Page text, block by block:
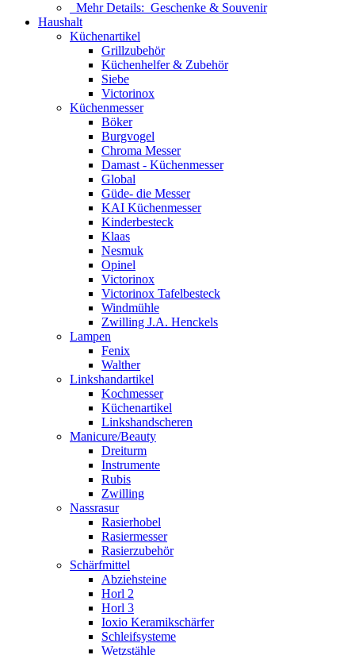
Mehr Details: Geschenke & Souvenir
Haushalt
Küchenartikel
Grillzubehör
Küchenhelfer & Zubehör
Siebe
Victorinox
Küchenmesser
Böker
Burgvogel
Chroma Messer
Damast - Küchenmesser
Global
Güde- die Messer
KAI Küchenmesser
Kinderbesteck
Klaas
Nesmuk
Opinel
Victorinox
Victorinox Tafelbesteck
Windmühle
Zwilling J.A. Henckels
Lampen
Fenix
Walther
Linkshandartikel
Kochmesser
Küchenartikel
Linkshandscheren
Manicure/Beauty
Dreiturm
Instrumente
Rubis
Zwilling
Nassrasur
Rasierhobel
Rasiermesser
Rasierzubehör
Schärfmittel
Abziehsteine
Horl 2
Horl 3
Ioxio Keramikschärfer
Schleifsysteme
Wetzstähle